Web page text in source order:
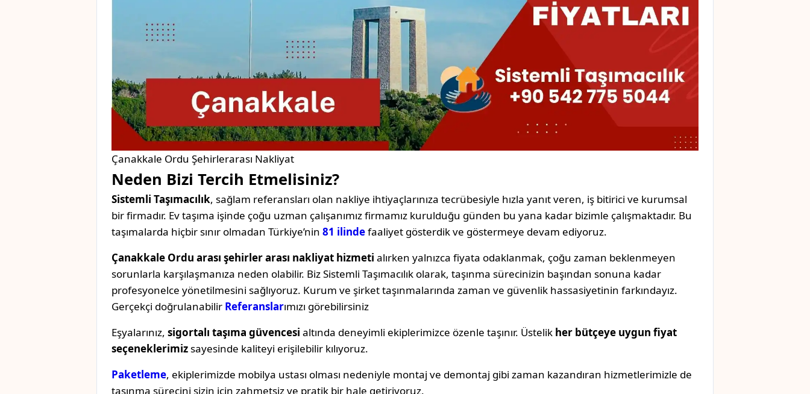
Çanakkale Ordu Şehirlerarası Nakliyat
Neden Bizi Tercih Etmelisiniz?
Sistemli Taşımacılık, sağlam referansları olan nakliye ihtiyaçlarınıza tecrübesiyle hızla yanıt veren, iş bitirici ve kurumsal
bir firmadır. Ev taşıma işinde çoğu uzman çalışanımız firmamız kurulduğu günden bu yana kadar bizimle çalışmaktadır. Bu
taşımalarda hiçbir sınır olmadan Türkiye’nin 81 ilindefaaliyet gösterdik ve göstermeye devam ediyoruz.
Çanakkale Ordu arası şehirler arası nakliyat hizmeti alırken yalnızca fiyata odaklanmak, çoğu zaman beklenmeyen
sorunlarla karşılaşmanıza neden olabilir. Biz Sistemli Taşımacılık olarak, taşınma sürecinizin başından sonuna kadar
profesyonelce yönetilmesini sağlıyoruz. Kurum ve şirket taşınmalarında zaman ve güvenlik hassasiyetinin farkındayız.
Gerçekçi doğrulanabilir Referanslarımızı görebilirsiniz
Eşyalarınız, sigortalı taşıma güvencesi altında deneyimli ekiplerimizce özenle taşınır. Üstelik her bütçeye uygun fiyat
seçeneklerimizsayesinde kaliteyi erişilebilir kılıyoruz.
Paketleme, ekiplerimizde mobilya ustası olması nedeniyle montaj ve demontaj gibi zaman kazandıran hizmetlerimizle de
taşınma sürecini sizin için zahmetsiz ve pratik bir hale getiriyoruz.